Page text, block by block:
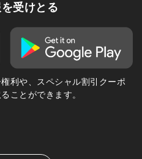
受けとる
利や、スペシャル割引クーポ
ことができます。